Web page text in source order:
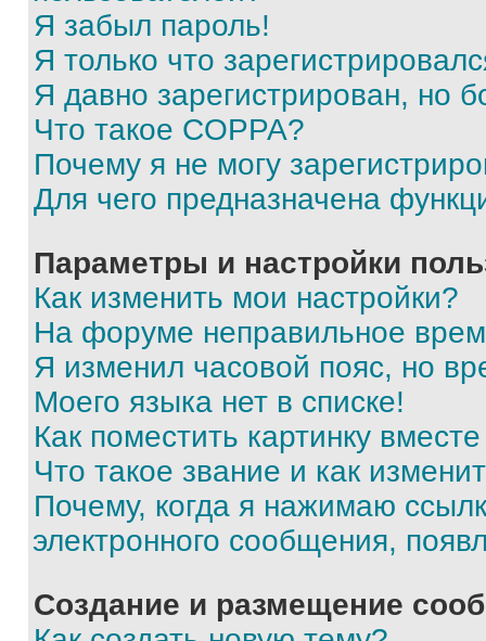
Я забыл пароль!
Я только что
Я давно зарегистрирован, но
Что такое COPPA?
Почему я не могу
Для чего предназначена
Параметры и настройки
Как изменить мои настройки?
На форуме неправильное
Я изменил часовой пояс, но
Моего языка нет в списке!
Как поместить картинку
Что такое звание и как
Почему, когда я нажимаю
электронного сообщения,
Создание и размещение